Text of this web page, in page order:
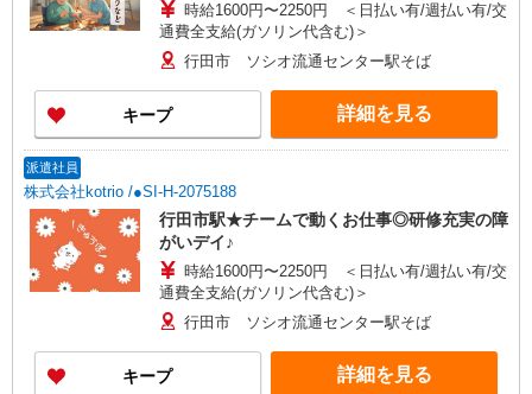
時給1600円〜2250円 ＜日払い有/週払い有/交
通費全支給(ガソリン代含む)＞
行田市 ソシオ流通センター駅そば
キープ 詳細を見る
派遣社員
株式会社kotrio /●SI-H-2075188
行田市駅★チームで動くお仕事◎研修充実の障
がいデイ♪
時給1600円〜2250円 ＜日払い有/週払い有/交
通費全支給(ガソリン代含む)＞
行田市 ソシオ流通センター駅そば
キープ 詳細を見る